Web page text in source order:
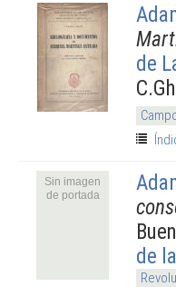
de
Sin imagen
de portada
de